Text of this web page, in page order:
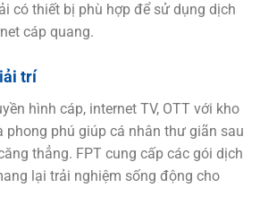
có thiết bị phù hợp để sử dụng dịch
cáp quang.
trí
hình cáp, internet TV, OTT với kho
phong phú giúp cá nhân thư giãn sau
thẳng. FPT cung cấp các gói dịch
lại trải nghiệm sống động cho